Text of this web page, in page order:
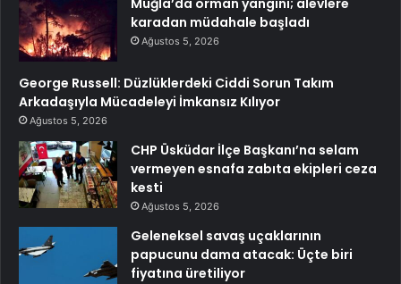
Muğla’da orman yangını; alevlere
karadan müdahale başladı
Ağustos 5, 2026
George Russell: Düzlüklerdeki Ciddi Sorun Takım
Arkadaşıyla Mücadeleyi İmkansız Kılıyor
Ağustos 5, 2026
CHP Üsküdar İlçe Başkanı’na selam
vermeyen esnafa zabıta ekipleri ceza
kesti
Ağustos 5, 2026
Geleneksel savaş uçaklarının
papucunu dama atacak: Üçte biri
fiyatına üretiliyor